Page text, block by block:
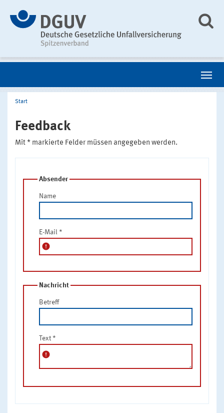
Start
Feedback
Mit * markierte Felder müssen angegeben werden.
Absender
Name
E-Mail *
error
Nachricht
Betreff
Text *
error